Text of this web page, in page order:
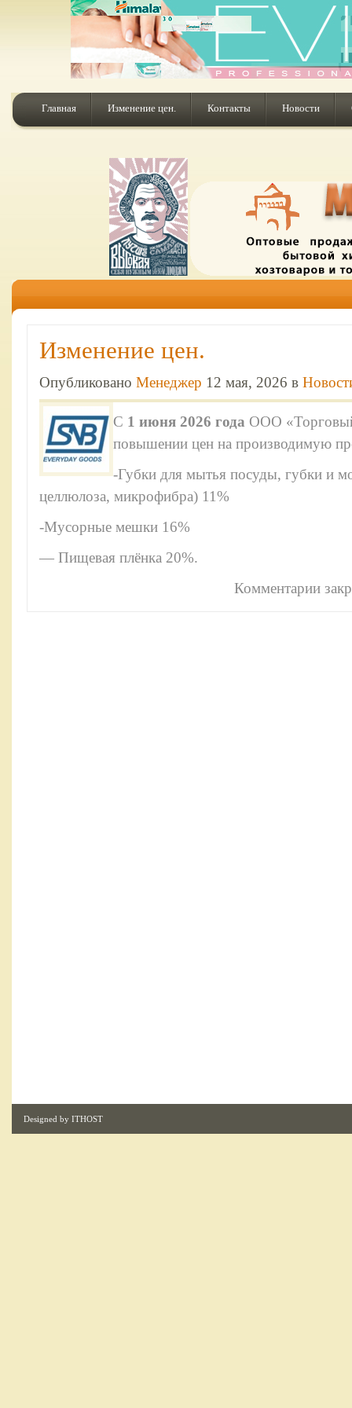
Главная Изменение цен. Контакты Новости
Изменение цен.
Опубликовано Менеджер 12 мая, 2026 в
С 1 июня 2026 года ООО
повышении цен на производимую
-Губки для мытья посуды, губки и
целлюлоза, микрофибра) 11%
-Мусорные мешки 16%
— Пищевая плёнка 20%.
Комментарии
Designed by ITHOST